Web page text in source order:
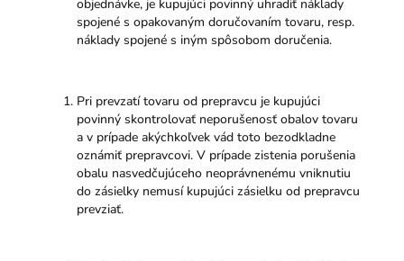
objednávke, je kupujúci povinný uhradiť náklady
spojené s opakovaným doručovaním tovaru, resp.
náklady spojené s iným spôsobom doručenia.
Pri prevzatí tovaru od prepravcu je kupujúci
povinný skontrolovať neporušenosť obalov tovaru
a v prípade akýchkoľvek vád toto bezodkladne
oznámiť prepravcovi. V prípade zistenia porušenia
obalu nasvedčujúceho neoprávnenému vniknutiu
do zásielky nemusí kupujúci zásielku od prepravcu
prevziať.